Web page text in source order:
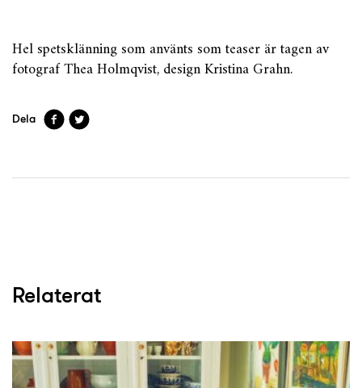
Hel spetsklänning som använts som teaser är tagen av
fotograf Thea Holmqvist, design Kristina Grahn.
Dela
Relaterat